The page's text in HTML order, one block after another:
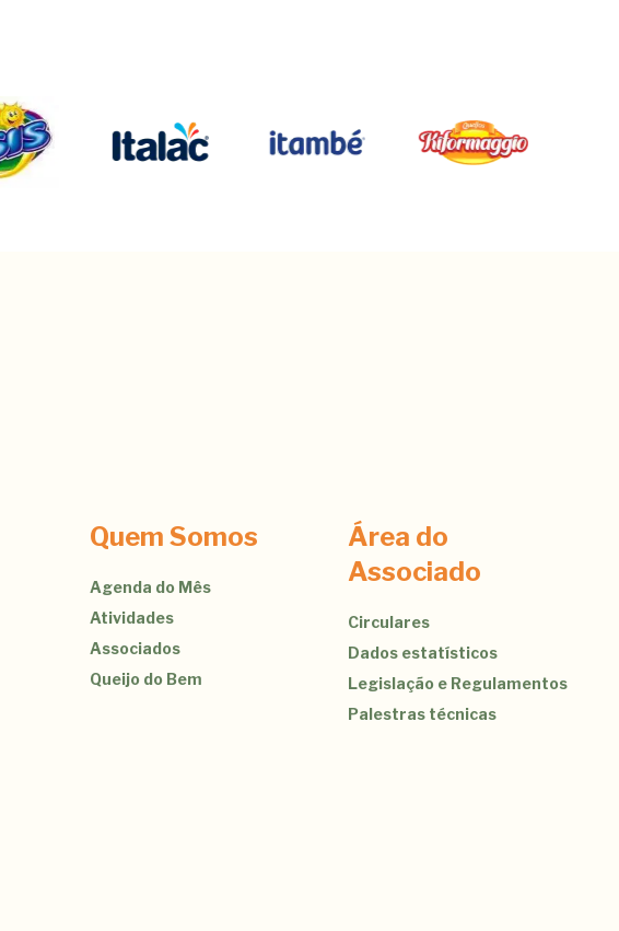
Quem Somos
Agenda do Mês
Atividades
Associados
Queijo do Bem
Área do
Associado
Circulares
Dados estatísticos
Legislação e Regulamentos
Palestras técnicas